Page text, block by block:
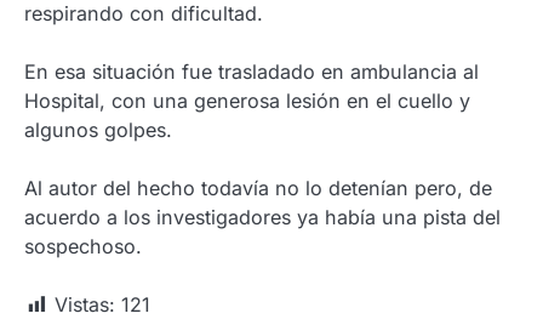
respirando con dificultad.
En esa situación fue trasladado en ambulancia al
Hospital, con una generosa lesión en el cuello y
algunos golpes.
Al autor del hecho todavía no lo detenían pero, de
acuerdo a los investigadores ya había una pista del
sospechoso.
Vistas: 121